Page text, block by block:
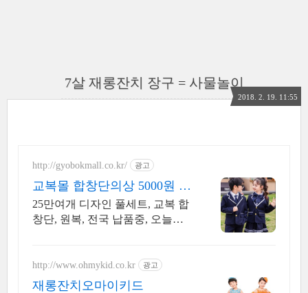
7살 재롱잔치 장구 = 사물놀이
2018. 2. 19. 11:55
http://gyobokmall.co.kr/ 광고
교복몰 합창단의상 5000원 오
늘배송 오늘도착 택배대여
25만여개 디자인 풀세트, 교복 합
창단, 원복, 전국 납품중, 오늘주
공장 운영 교복몰
http://www.ohmykid.co.kr 광고
재롱잔치오마이키드